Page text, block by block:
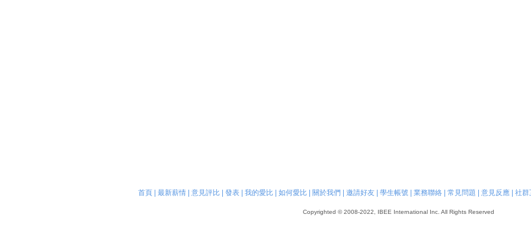
首頁| 最新薪情| 意見評比| 發表| 我的愛比| 如何愛比| 關於我們 邀請好友| 學生帳號| 業務聯絡| 常見問題 意見反應| 社群
Copyrighted © 2008-2022, IBEE International Inc. All Rights Reserved